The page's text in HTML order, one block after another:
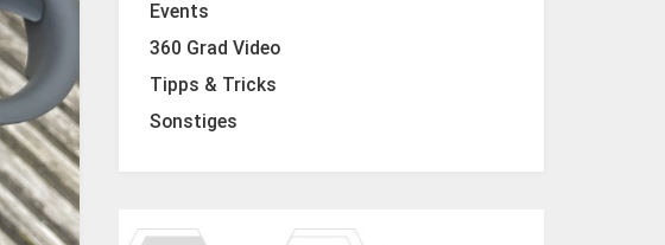
Events
360 Grad Video
Tipps & Tricks
Sonstiges